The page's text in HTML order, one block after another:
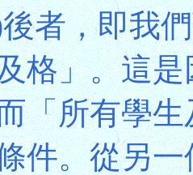
者，即我
格」。這
「所有學
件。從另